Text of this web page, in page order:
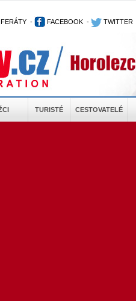
FERÁTY - FACEBOOK - TWITTER
TURISTÉ CESTOVATELÉ